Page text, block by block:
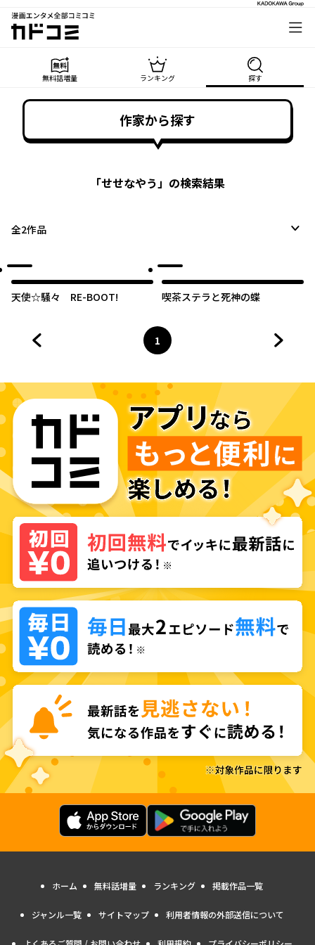
漫画エンタメ全部コミコミ
カドコミ
無料話増量 ランキング 探す
作家から探す
「せせなやう」の検索結果
全2作品
天使☆騒々 RE-BOOT! 喫茶ステラと死神の蝶
ページ
1
へ
ホーム 無料話増量 ランキング 掲載作品一覧
ジャンル一覧 サイトマップ 利用者情報の外部送信について